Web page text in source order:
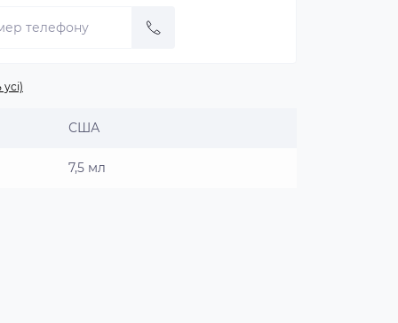
США
7,5 мл